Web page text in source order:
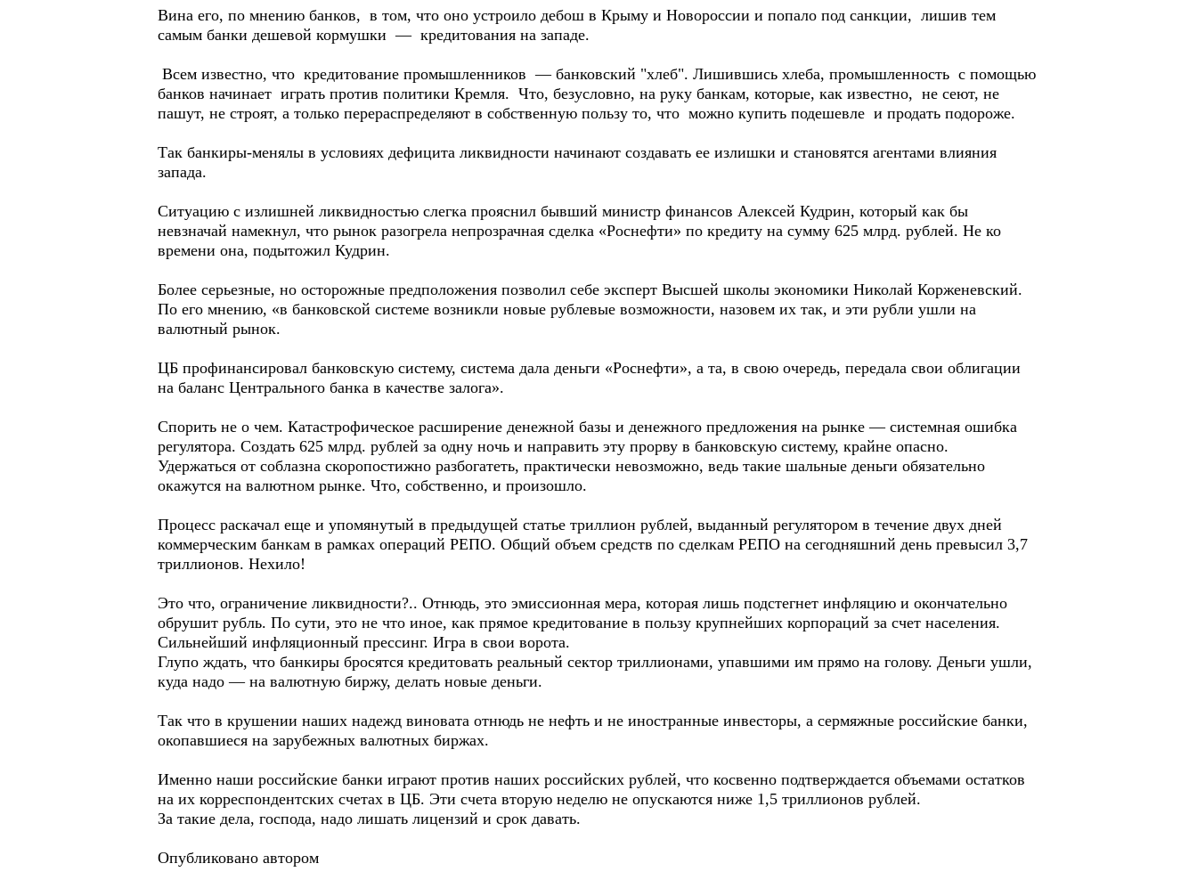
Вина его, по мнению банков, в том, что оно устроило дебош в Крыму и Новороссии и попало под санкции, лишив тем
самым банки дешевой кормушки — кредитования на западе.
Всем известно, что кредитование промышленников — банковский "хлеб". Лишившись хлеба, промышленность с помощью
банков начинает играть против политики Кремля. Что, безусловно, на руку банкам, которые, как известно, не сеют, не
пашут, не строят, а только перераспределяют в собственную пользу то, что можно купить подешевле и продать подороже.
Так банкиры-менялы в условиях дефицита ликвидности начинают создавать ее излишки и становятся агентами влияния
запада.
Ситуацию с излишней ликвидностью слегка прояснил бывший министр финансов Алексей Кудрин, который как бы
невзначай намекнул, что рынок разогрела непрозрачная сделка «Роснефти» по кредиту на сумму 625 млрд. рублей. Не ко
времени она, подытожил Кудрин.
Более серьезные, но осторожные предположения позволил себе эксперт Высшей школы экономики Николай Корженевский.
По его мнению, «в банковской системе возникли новые рублевые возможности, назовем их так, и эти рубли ушли на
валютный рынок.
ЦБ профинансировал банковскую систему, система дала деньги «Роснефти», а та, в свою очередь, передала свои облигации
на баланс Центрального банка в качестве залога».
Спорить не о чем. Катастрофическое расширение денежной базы и денежного предложения на рынке — системная ошибка
регулятора. Создать 625 млрд. рублей за одну ночь и направить эту прорву в банковскую систему, крайне опасно.
Удержаться от соблазна скоропостижно разбогатеть, практически невозможно, ведь такие шальные деньги обязательно
окажутся на валютном рынке. Что, собственно, и произошло.
Процесс раскачал еще и упомянутый в предыдущей статье триллион рублей, выданный регулятором в течение двух дней
коммерческим банкам в рамках операций РЕПО. Общий объем средств по сделкам РЕПО на сегодняшний день превысил 3,7
триллионов. Нехило!
Это что, ограничение ликвидности?.. Отнюдь, это эмиссионная мера, которая лишь подстегнет инфляцию и окончательно
обрушит рубль. По сути, это не что иное, как прямое кредитование в пользу крупнейших корпораций за счет населения.
Сильнейший инфляционный прессинг. Игра в свои ворота.
Глупо ждать, что банкиры бросятся кредитовать реальный сектор триллионами, упавшими им прямо на голову. Деньги ушли,
куда надо — на валютную биржу, делать новые деньги.
Так что в крушении наших надежд виновата отнюдь не нефть и не иностранные инвесторы, а сермяжные российские банки,
окопавшиеся на зарубежных валютных биржах.
Именно наши российские банки играют против наших российских рублей, что косвенно подтверждается объемами остатков
на их корреспондентских счетах в ЦБ. Эти счета вторую неделю не опускаются ниже 1,5 триллионов рублей.
За такие дела, господа, надо лишать лицензий и срок давать.
Опубликовано автором